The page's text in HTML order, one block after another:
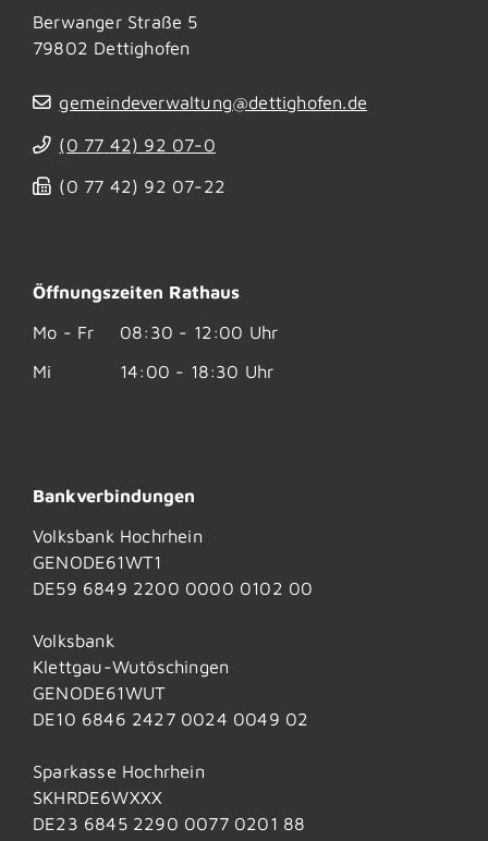
Berwanger Straße 5
79802 Dettighofen
gemeindeverwaltung@dettighofen.de
(0 77 42) 92 07-0
(0 77 42) 92 07-22
Öffnungszeiten Rathaus
Mo - Fr
08:30 - 12:00 Uhr
Mi
14:00 - 18:30 Uhr
Bankverbindungen
Volksbank Hochrhein
GENODE61WT1
DE59 6849 2200 0000 0102 00
Volksbank
Klettgau-Wutöschingen
GENODE61WUT
DE10 6846 2427 0024 0049 02
Sparkasse Hochrhein
SKHRDE6WXXX
DE23 6845 2290 0077 0201 88